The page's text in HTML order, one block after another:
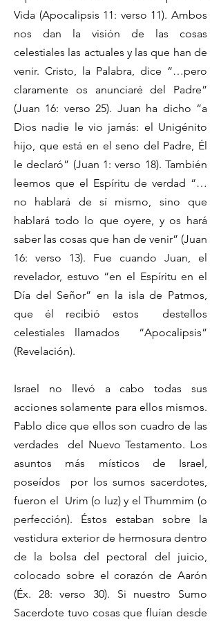
Vida (Apocalipsis 11: verso 11). Ambos
nos dan la visión de las cosas
celestiales las actuales y las que han de
venir. Cristo, la Palabra, dice “…pero
claramente os anunciaré del Padre”
(Juan 16: verso 25). Juan ha dicho “a
Dios nadie le vio jamás: el Unigénito
hijo, que está en el seno del Padre, Él
le declaró” (Juan 1: verso 18). También
leemos que el Espíritu de verdad “…
no hablará de sí mismo, sino que
hablará todo lo que oyere, y os hará
saber las cosas que han de venir” (Juan
16: verso 13). Fue cuando Juan, el
revelador, estuvo “en el Espíritu en el
Día del Señor” en la isla de Patmos,
que él recibió estos destellos
celestiales llamados “Apocalipsis”
(Revelación).
Israel no llevó a cabo todas sus
acciones solamente para ellos mismos.
Pablo dice que ellos son cuadro de las
verdades del Nuevo Testamento. Los
asuntos más místicos de Israel,
poseídos por los sumos sacerdotes,
fueron el Urim (o luz) y el Thummim (o
perfección). Éstos estaban sobre la
vestidura exterior de hermosura dentro
de la bolsa del pectoral del juicio,
colocado sobre el corazón de Aarón
(Éx. 28: verso 30). Si nuestro Sumo
Sacerdote tuvo cosas que fluían desde